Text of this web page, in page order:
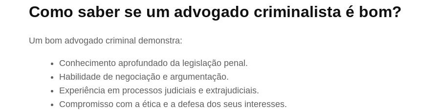
Como saber se um advogado criminalista é bom?
Um bom advogado criminal demonstra:
Conhecimento aprofundado da legislação penal.
Habilidade de negociação e argumentação.
Experiência em processos judiciais e extrajudiciais.
Compromisso com a ética e a defesa dos seus interesses.